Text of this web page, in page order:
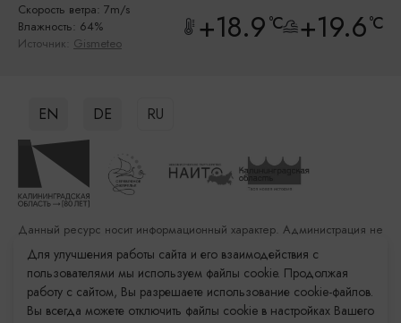
Скорость ветра: 7m/s
Влажность: 64%
Источник: Gismeteo +18.9°C +19.6°C
EN DE RU
Данный ресурс носит информационный характер. Администрация не
несет ответственности за качество услуг, предоставленных
сторонними организациями
Разработка сайта: «Решение»
Продвижение сайта: Remarka Agency
Для улучшения работы сайта и его взаимодействия с
пользователями мы используем файлы cookie. Продолжая
работу с сайтом, Вы разрешаете использование cookie-файлов.
Вы всегда можете отключить файлы cookie в настройках Вашего